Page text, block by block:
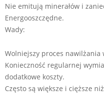
Nie emitują minerałów i
Energooszczędne.
Wady:
Wolniejszy proces
Konieczność regularnej
dodatkowe koszty.
Często są większe i cięższe